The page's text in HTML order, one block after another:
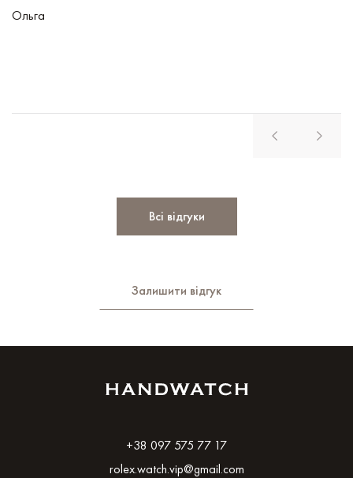
Ольга
Всі відгуки
Залишити відгук
+38 097 575 77 17
rolex.watch.vip@gmail.com